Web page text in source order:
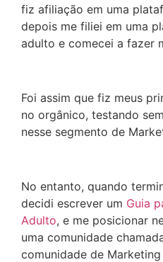
fiz afiliação em uma
depois me filiei em uma
adulto e comecei a fazer
Foi assim que fiz meus
no orgânico, testando
nesse segmento de
No entanto, quando
decidi escrever um Guia
Adulto, e me posicionar
uma comunidade
comunidade de